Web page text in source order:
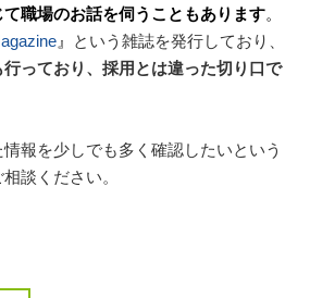
職場のお話を伺うこともあります。
』
という雑誌を発行しており、
っており、採用とは違った切り口で
報を少しでも多く確認したいという
談ください。